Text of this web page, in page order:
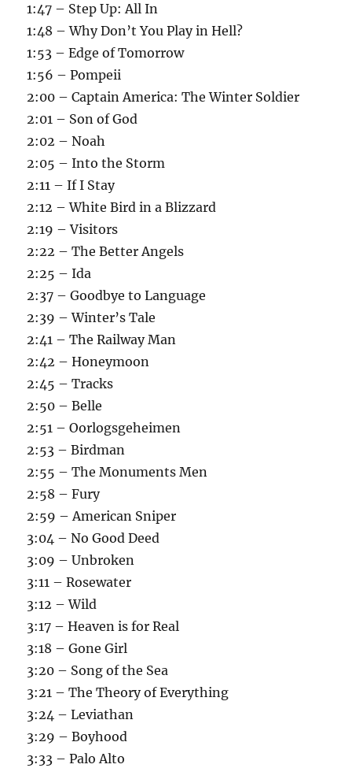
1:47 – Step Up: All In
1:48 – Why Don’t You Play in Hell?
1:53 – Edge of Tomorrow
1:56 – Pompeii
2:00 – Captain America: The Winter Soldier
2:01 – Son of God
2:02 – Noah
2:05 – Into the Storm
2:11 – If I Stay
2:12 – White Bird in a Blizzard
2:19 – Visitors
2:22 – The Better Angels
2:25 – Ida
2:37 – Goodbye to Language
2:39 – Winter’s Tale
2:41 – The Railway Man
2:42 – Honeymoon
2:45 – Tracks
2:50 – Belle
2:51 – Oorlogsgeheimen
2:53 – Birdman
2:55 – The Monuments Men
2:58 – Fury
2:59 – American Sniper
3:04 – No Good Deed
3:09 – Unbroken
3:11 – Rosewater
3:12 – Wild
3:17 – Heaven is for Real
3:18 – Gone Girl
3:20 – Song of the Sea
3:21 – The Theory of Everything
3:24 – Leviathan
3:29 – Boyhood
3:33 – Palo Alto